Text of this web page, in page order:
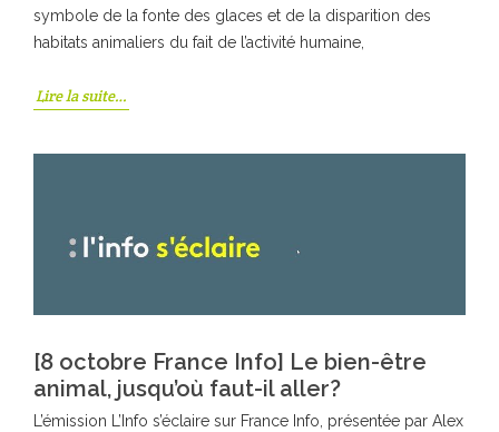
symbole de la fonte des glaces et de la disparition des
habitats animaliers du fait de l’activité humaine,
Lire la suite…
[8 octobre France Info] Le bien-être
animal, jusqu’où faut-il aller?
L’émission L’Info s’éclaire sur France Info, présentée par Alex